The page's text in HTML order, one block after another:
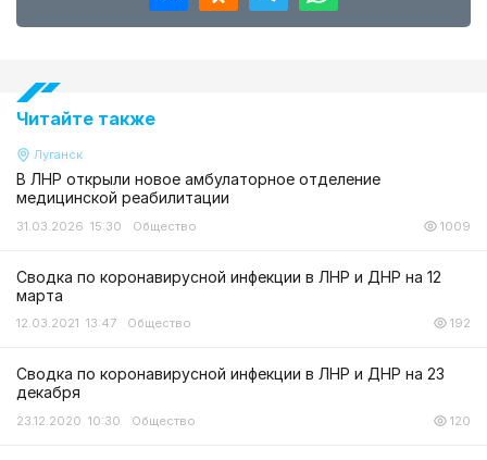
Читайте также
Луганск
В ЛНР открыли новое амбулаторное отделение
медицинской реабилитации
31.03.2026 15:30 Общество 1009
Сводка по коронавирусной инфекции в ЛНР и ДНР на 12
марта
12.03.2021 13:47 Общество 192
Сводка по коронавирусной инфекции в ЛНР и ДНР на 23
декабря
23.12.2020 10:30 Общество 120